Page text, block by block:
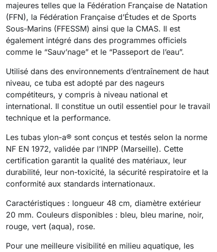
majeures telles que la Fédération Française de Natation
(FFN), la Fédération Française d’Études et de Sports
Sous-Marins (FFESSM) ainsi que la CMAS. Il est
également intégré dans des programmes officiels
comme le “Sauv’nage” et le “Passeport de l’eau”.
Utilisé dans des environnements d’entraînement de haut
niveau, ce tuba est adopté par des nageurs
compétiteurs, y compris à niveau national et
international. Il constitue un outil essentiel pour le travail
technique et la performance.
Les tubas ylon-a® sont conçus et testés selon la norme
NF EN 1972, validée par l’INPP (Marseille). Cette
certification garantit la qualité des matériaux, leur
durabilité, leur non-toxicité, la sécurité respiratoire et la
conformité aux standards internationaux.
Caractéristiques : longueur 48 cm, diamètre extérieur
20 mm. Couleurs disponibles : bleu, bleu marine, noir,
rouge, vert (aqua), rose.
Pour une meilleure visibilité en milieu aquatique, les